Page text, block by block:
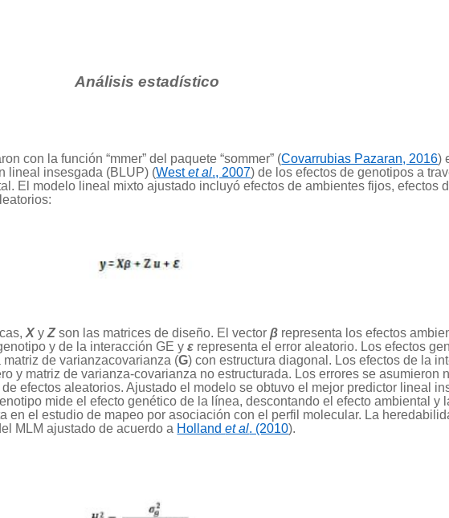
Análisis estadístico
con la función “mmer” del paquete “sommer” (Covarrubias Pazaran, 2016)
lineal insesgada (BLUP) (Westet al., 2007) de los efectos de genotipos a
El modelo lineal mixto ajustado incluyó efectos de ambientes fijos, efectos
XyZson las matrices de diseño. El vectorβ representa los efectos
y de la interacción GE yε representa el error aleatorio. Los efectos
de varianzacovarianza (G) con estructura diagonal. Los efectos de la
y matriz de varianza-covarianza no estructurada. Los errores se asumieron
efectos aleatorios. Ajustado el modelo se obtuvo el mejor predictor lineal
mide el efecto genético de la línea, descontando el efecto ambiental y
en el estudio de mapeo por asociación con el perfil molecular. La
MLM ajustado de acuerdo a Hollandet al. (2010).